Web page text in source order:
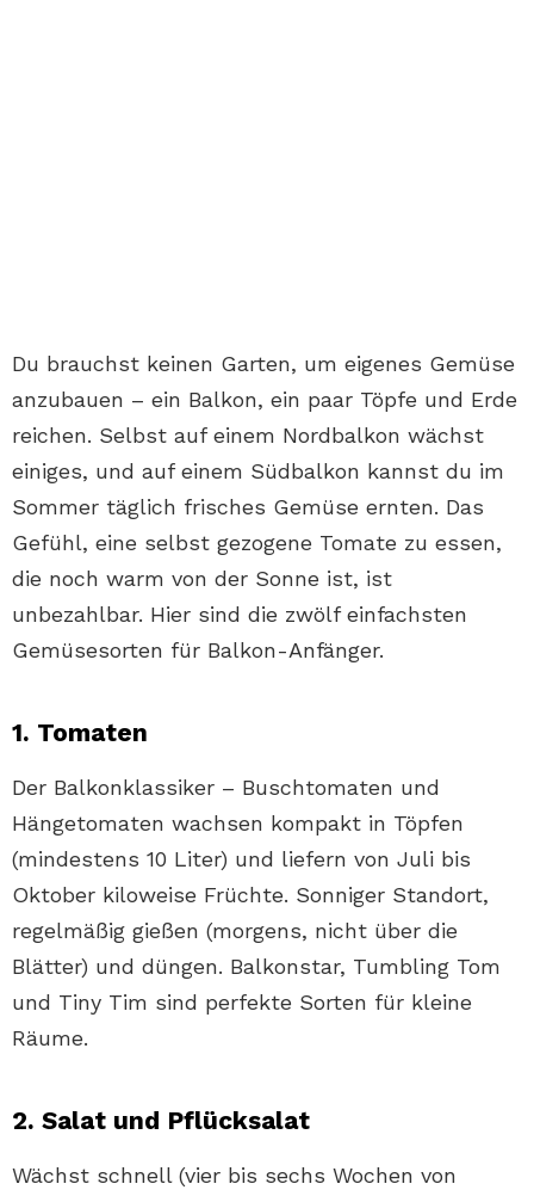
Du brauchst keinen Garten, um eigenes Gemüse
anzubauen – ein Balkon, ein paar Töpfe und Erde
reichen. Selbst auf einem Nordbalkon wächst
einiges, und auf einem Südbalkon kannst du im
Sommer täglich frisches Gemüse ernten. Das
Gefühl, eine selbst gezogene Tomate zu essen,
die noch warm von der Sonne ist, ist
unbezahlbar. Hier sind die zwölf einfachsten
Gemüsesorten für Balkon-Anfänger.
1. Tomaten
Der Balkonklassiker – Buschtomaten und
Hängetomaten wachsen kompakt in Töpfen
(mindestens 10 Liter) und liefern von Juli bis
Oktober kiloweise Früchte. Sonniger Standort,
regelmäßig gießen (morgens, nicht über die
Blätter) und düngen. Balkonstar, Tumbling Tom
und Tiny Tim sind perfekte Sorten für kleine
Räume.
2. Salat und Pflücksalat
Wächst schnell (vier bis sechs Wochen von